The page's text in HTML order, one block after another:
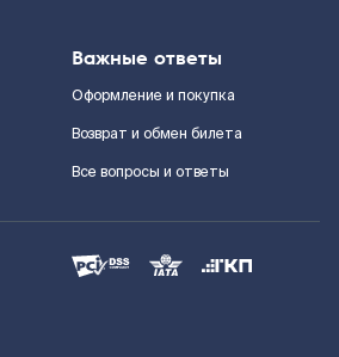
Важные ответы
Оформление и покупка
Возврат и обмен билета
Все вопросы и ответы